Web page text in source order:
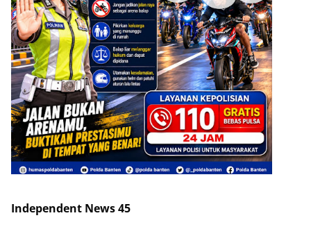
Independent News 45